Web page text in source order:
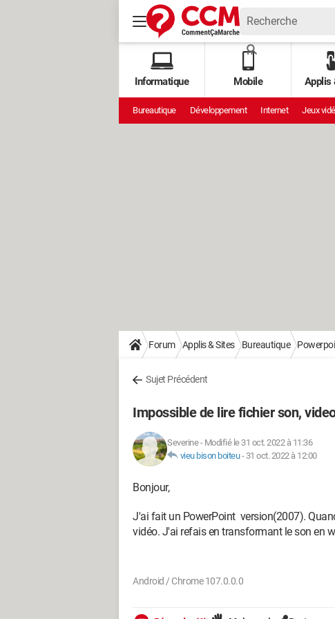
Informatique Mobile Applis
Bureautique Développement Internet Jeux
Forum Applis & Sites Bureautique
Sujet Précédent
Impossible de lire fichier son,
Severine- Modifié le 31 oct. 2022 à 11:36
vieu bison boiteu- 31 oct. 2022 à 12:00
Bonjour,
J'ai fait un PowerPoint version(2007).
vidéo. J'ai refais en transformant le son en
Android / Chrome 107.0.0.0